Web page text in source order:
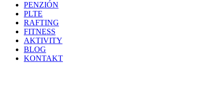
PENZIÓN
PLTE
RAFTING
FITNESS
AKTIVITY
BLOG
KONTAKT